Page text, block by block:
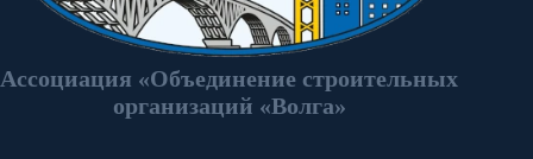
Ассоциация «Объединение строительных
организаций «Волга»